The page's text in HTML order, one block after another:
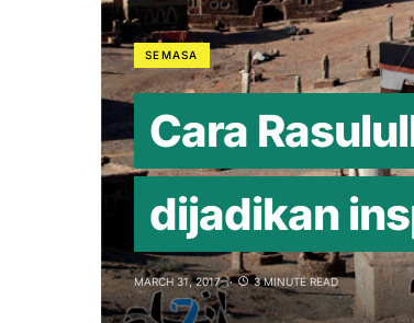
SEMASA
Cara
dijadikan
MARCH 31, 2017 3 MINUTE READ